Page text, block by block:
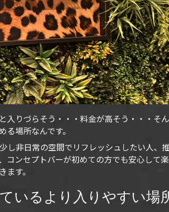
入りづらそう・・・料金が高そう・・・そ
場所なんです。
し非日常の空間でリフレッシュしたい人、
コンセプトバーが初めての方でも安心して
す。
いるより入りやすい場